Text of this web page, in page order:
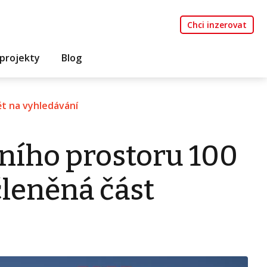
Chci inzerovat
Blog
na vyhledávání
prostoru 100
část